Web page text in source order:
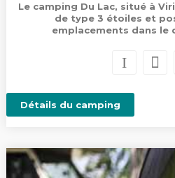
Le camping Du Lac, situé à
de type 3 étoiles et
emplacements dans le
Détails du camping